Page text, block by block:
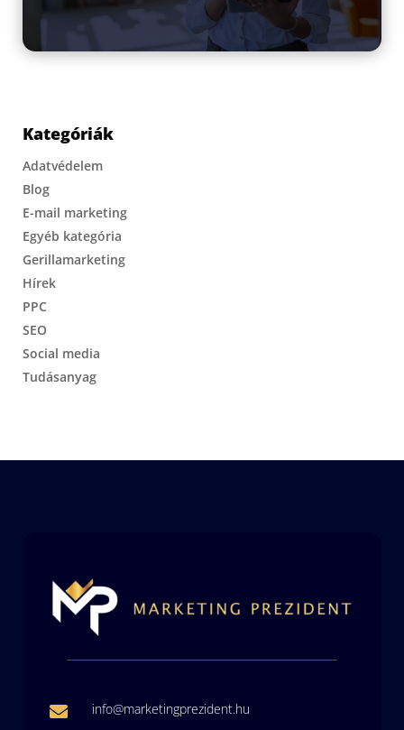
Kategóriák
Adatvédelem
Blog
E-mail marketing
Egyéb kategória
Gerillamarketing
Hírek
PPC
SEO
Social media
Tudásanyag
 info@marketingprezident.hu